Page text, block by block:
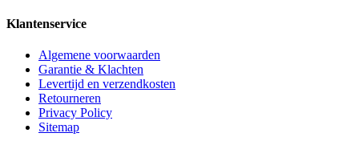
Klantenservice
Algemene voorwaarden
Garantie & Klachten
Levertijd en verzendkosten
Retourneren
Privacy Policy
Sitemap